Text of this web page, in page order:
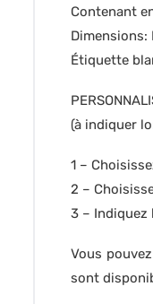
Contenant
Dimensions:
Étiquette
(à indiquer
1 –
2 –
3 – Indiquez
Vous
sont